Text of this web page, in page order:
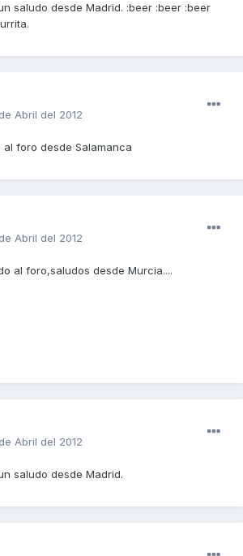
saludo desde Madrid. :beer :beer :beer
Abril del 2012
foro desde Salamanca
Abril del 2012
al foro,saludos desde Murcia....
Abril del 2012
saludo desde Madrid.